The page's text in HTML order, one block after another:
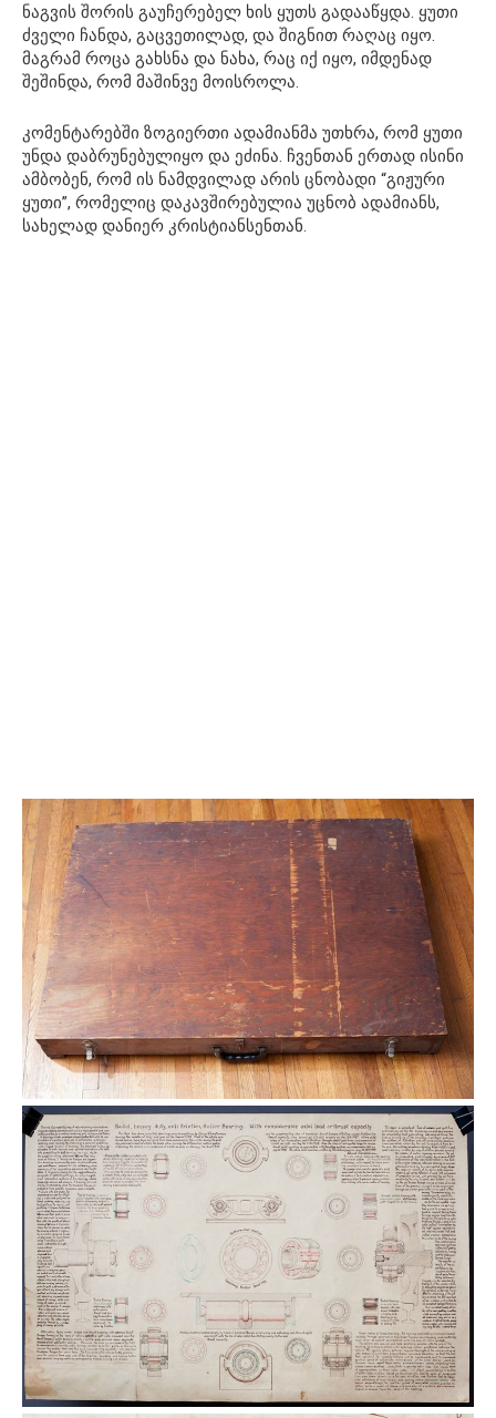
ნაგვის შორის გაუჩერებელ ხის ყუთს გადააწყდა. ყუთი
ძველი ჩანდა, გაცვეთილად, და შიგნით რაღაც იყო.
მაგრამ როცა გახსნა და ნახა, რაც იქ იყო, იმდენად
შეშინდა, რომ მაშინვე მოისროლა.
კომენტარებში ზოგიერთი ადამიანმა უთხრა, რომ ყუთი
უნდა დაბრუნებულიყო და ეძინა. ჩვენთან ერთად ისინი
ამბობენ, რომ ის ნამდვილად არის ცნობადი “გიჟური
ყუთი”, რომელიც დაკავშირებულია უცნობ ადამიანს,
სახელად დანიერ კრისტიანსენთან.